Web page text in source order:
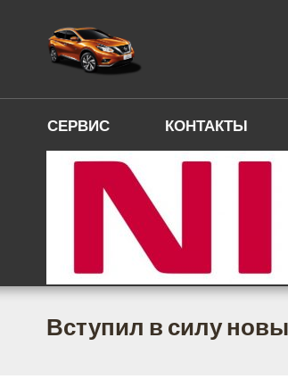
СЕРВИС КОНТАКТЫ
Вступил в силу